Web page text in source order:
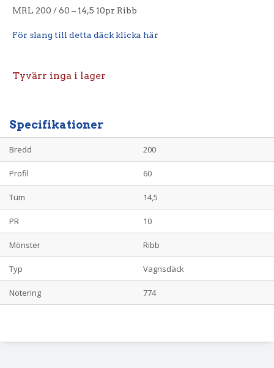
MRL 200 / 60 – 14,5 10pr Ribb
För slang till detta däck klicka här
Tyvärr inga i lager
Specifikationer
Bredd 200
Profil 60
Tum 14,5
PR 10
Mönster Ribb
Typ Vagnsdäck
Notering 774